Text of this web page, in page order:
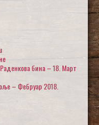
бина – 18. Март
– Фебруар 2018.